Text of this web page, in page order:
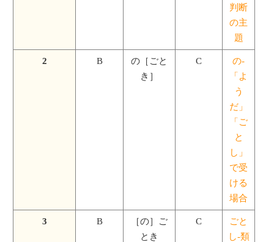
判断
の主
題
2 B
の［ごと
き］
C
の-
「よ
う
だ」
「ご
と
し」
で受
ける
場合
3 B
［の］ご
とき
C
ごと
し-類